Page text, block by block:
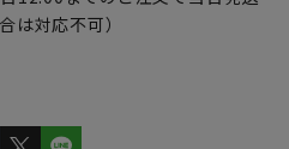
は対応不可）